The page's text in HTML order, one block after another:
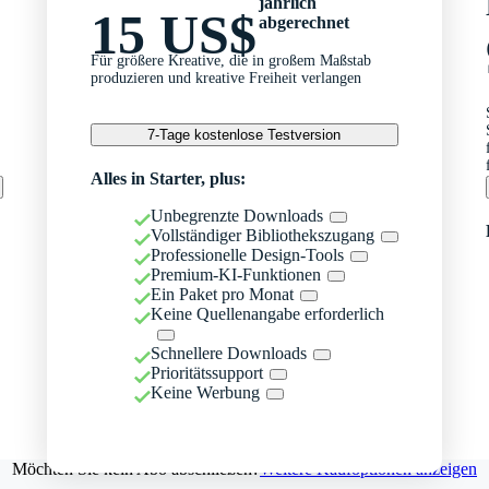
15 US$abgerechnet
Für größere Kreative, die in großem Maßstab
produzieren und kreative Freiheit verlangen
7-Tage kostenlose Testversion
Alles in Starter, plus:
Unbegrenzte Downloads
Vollständiger Bibliothekszugang
Professionelle Design-Tools
Premium-KI-Funktionen
Ein Paket pro Monat
Keine Quellenangabe erforderlich
Schnellere Downloads
Prioritätssupport
Keine Werbung
Möchten Sie kein Abo abschließen?Weitere Kaufoptionen anzeigen